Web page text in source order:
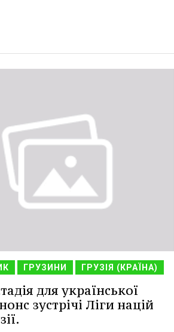
ГРУЗИНИ ГРУЗІЯ (КРАЇНА)
для української
зустрічі Ліги націй